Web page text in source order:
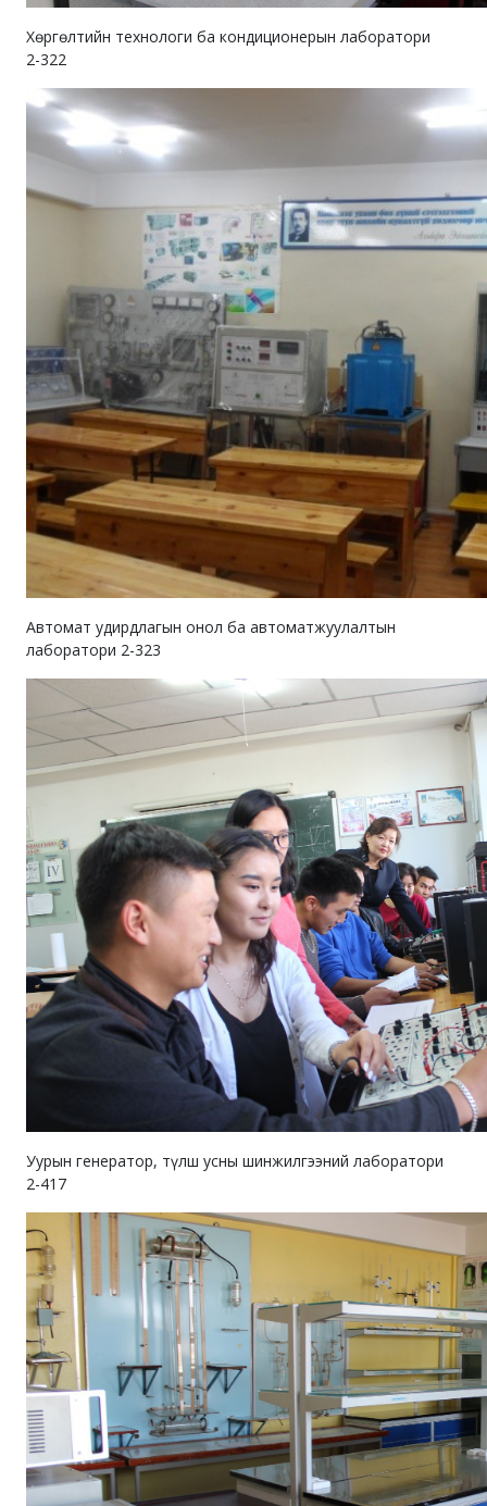
Хөргөлтийн технологи ба кондиционерын лаборатори
2-322
Автомат удирдлагын онол ба автоматжуулалтын
лаборатори 2-323
Уурын генератор, түлш усны шинжилгээний лаборатори
2-417